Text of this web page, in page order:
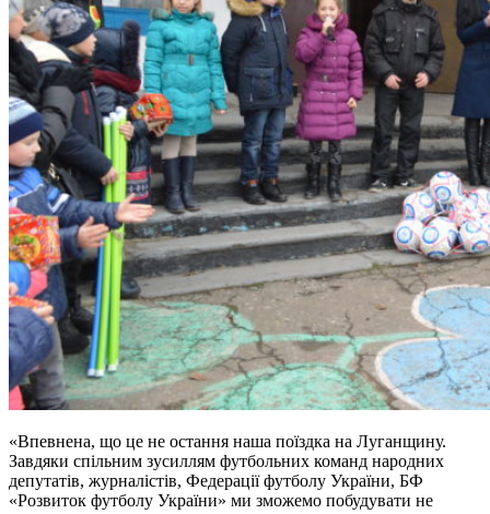
«Впевнена, що це не остання наша поїздка на Луганщину.
Завдяки спільним зусиллям футбольних команд народних
депутатів, журналістів, Федерації футболу України, БФ
«Розвиток футболу України» ми зможемо побудувати не